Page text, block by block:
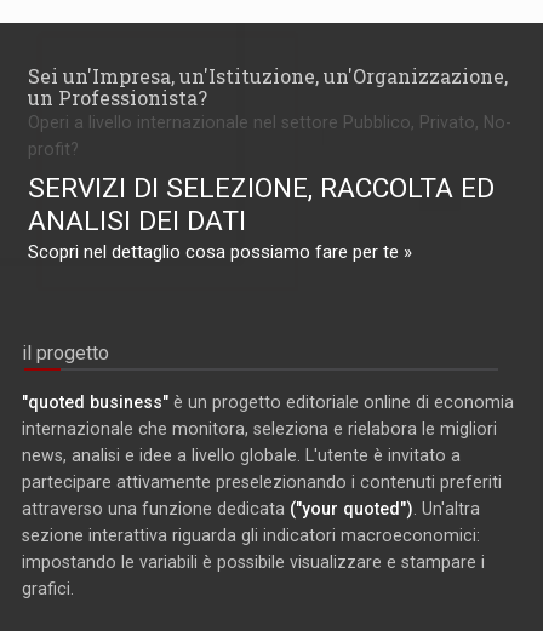
Sei un'Impresa, un'Istituzione, un'Organizzazione,
un Professionista?
Operi a livello internazionale nel settore Pubblico, Privato, No-
profit?
SERVIZI DI SELEZIONE, RACCOLTA ED
ANALISI DEI DATI
Scopri nel dettaglio cosa possiamo fare per te »
il progetto
"quoted business" è un progetto editoriale online di economia
internazionale che monitora, seleziona e rielabora le migliori
news, analisi e idee a livello globale. L'utente è invitato a
partecipare attivamente preselezionando i contenuti preferiti
attraverso una funzione dedicata ("your quoted") . Un'altra
sezione interattiva riguarda gli indicatori macroeconomici:
impostando le variabili è possibile visualizzare e stampare i
grafici.